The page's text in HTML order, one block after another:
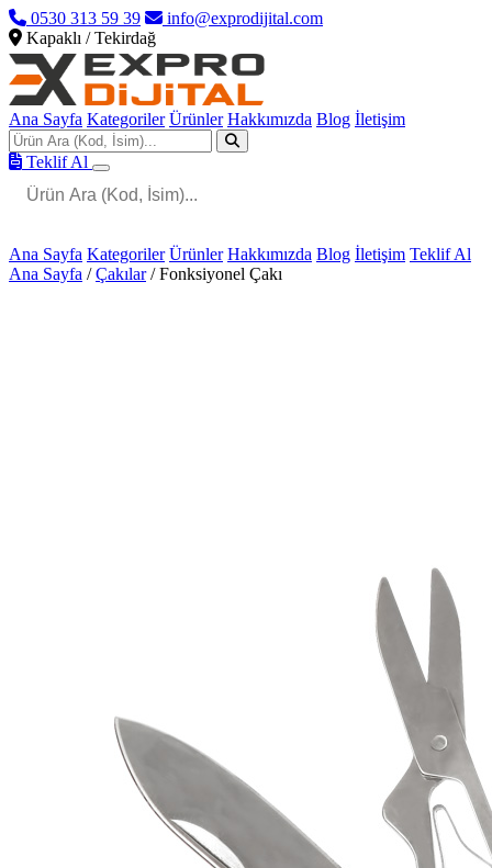
0530 313 59 39
info@exprodijital.com
Kapaklı / Tekirdağ
Ana Sayfa Kategoriler Ürünler Hakkımızda Blog İletişim
Teklif Al
Ana Sayfa Kategoriler Ürünler Hakkımızda Blog İletişim Teklif Al
Ana Sayfa / Çakılar / Fonksiyonel Çakı